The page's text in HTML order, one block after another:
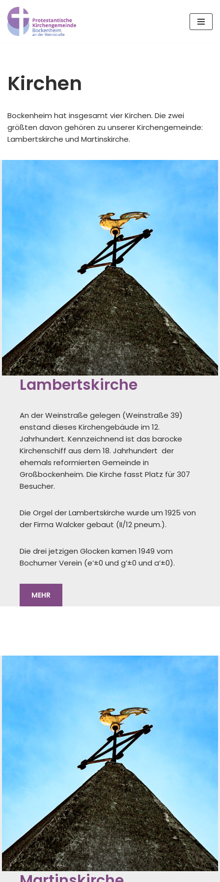
Zum
Inhalt
Kirchen
Bockenheim hat insgesamt vier Kirchen. Die zwei
größten davon gehören zu unserer Kirchengemeinde:
Lambertskirche und Martinskirche.
Lambertskirche
An der Weinstraße gelegen (Weinstraße 39)
enstand dieses Kirchengebäude im 12.
Jahrhundert. Kennzeichnend ist das barocke
Kirchenschiff aus dem 18. Jahrhundert der
ehemals reformierten Gemeinde in
Großbockenheim. Die Kirche fasst Platz für 307
Besucher.
Die Orgel der Lambertskirche wurde um 1925 von
der Firma Walcker gebaut (II/12 pneum.).
Die drei jetzigen Glocken kamen 1949 vom
Bochumer Verein (e’±0 und g’±0 und a’±0).
MEHR